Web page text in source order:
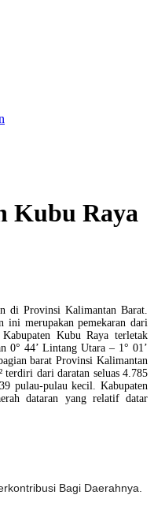
Kubu Raya
di Provinsi Kalimantan Barat.
ini merupakan pemekaran dari
Kubu Raya terletak
0° 44’ Lintang Utara – 1° 01’
barat Provinsi Kalimantan
dari daratan seluas 4.785
pulau-pulau kecil. Kabupaten
dataran yang relatif datar
Bagi Daerahnya.